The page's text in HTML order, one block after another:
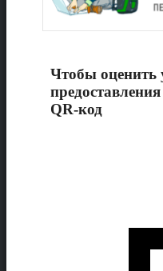
Чтобы оценить
QR-код